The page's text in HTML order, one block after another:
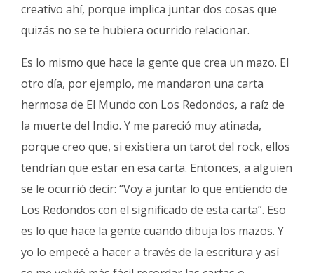
creativo ahí, porque implica juntar dos cosas que
quizás no se te hubiera ocurrido relacionar.
Es lo mismo que hace la gente que crea un mazo. El
otro día, por ejemplo, me mandaron una carta
hermosa de El Mundo con Los Redondos, a raíz de
la muerte del Indio. Y me pareció muy atinada,
porque creo que, si existiera un tarot del rock, ellos
tendrían que estar en esa carta. Entonces, a alguien
se le ocurrió decir: “Voy a juntar lo que entiendo de
Los Redondos con el significado de esta carta”. Eso
es lo que hace la gente cuando dibuja los mazos. Y
yo lo empecé a hacer a través de la escritura y así